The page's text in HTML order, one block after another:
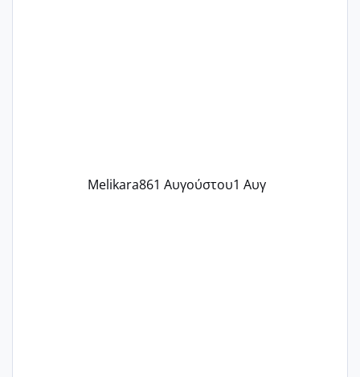
Melikara861 Αυγούστου1 Αυγ